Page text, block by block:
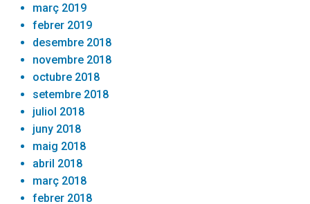
març 2019
febrer 2019
desembre 2018
novembre 2018
octubre 2018
setembre 2018
juliol 2018
juny 2018
maig 2018
abril 2018
març 2018
febrer 2018